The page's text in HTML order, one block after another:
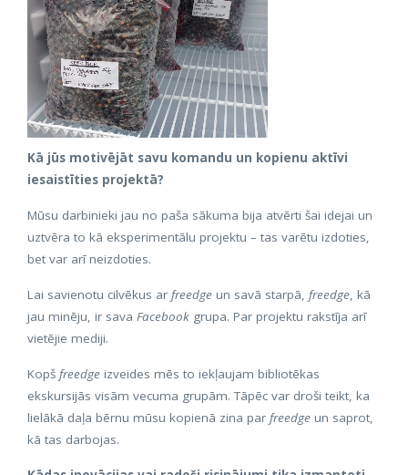
Kā jūs motivējāt savu komandu un kopienu aktīvi
iesaistīties projektā?
Mūsu darbinieki jau no paša sākuma bija atvērti šai idejai un
uztvēra to kā eksperimentālu projektu – tas varētu izdoties,
bet var arī neizdoties.
Lai savienotu cilvēkus ar freedge un savā starpā, freedge, kā
jau minēju, ir sava Facebook grupa. Par projektu rakstīja arī
vietējie mediji.
Kopš freedge izveides mēs to iekļaujam bibliotēkas
ekskursijās visām vecuma grupām. Tāpēc var droši teikt, ka
lielākā daļa bērnu mūsu kopienā zina par freedge un saprot,
kā tas darbojas.